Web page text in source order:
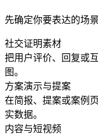
先确定你要表达的场
社交证明素材
把用户评价、回复或
图。
方案演示与提案
在简报、提案或案例
实数据。
内容与短视频